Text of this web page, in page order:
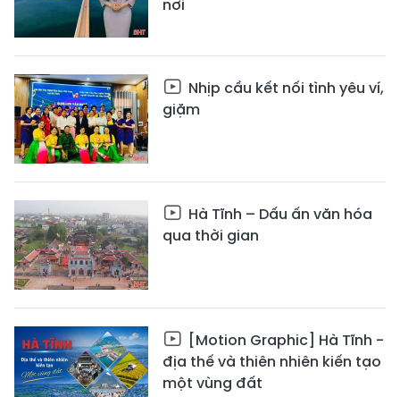
nơi
Nhịp cầu kết nối tình yêu ví,
giặm
Hà Tĩnh – Dấu ấn văn hóa
qua thời gian
[Motion Graphic] Hà Tĩnh -
địa thế và thiên nhiên kiến tạo
một vùng đất